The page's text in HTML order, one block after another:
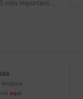
más important...
Andorra
aquí